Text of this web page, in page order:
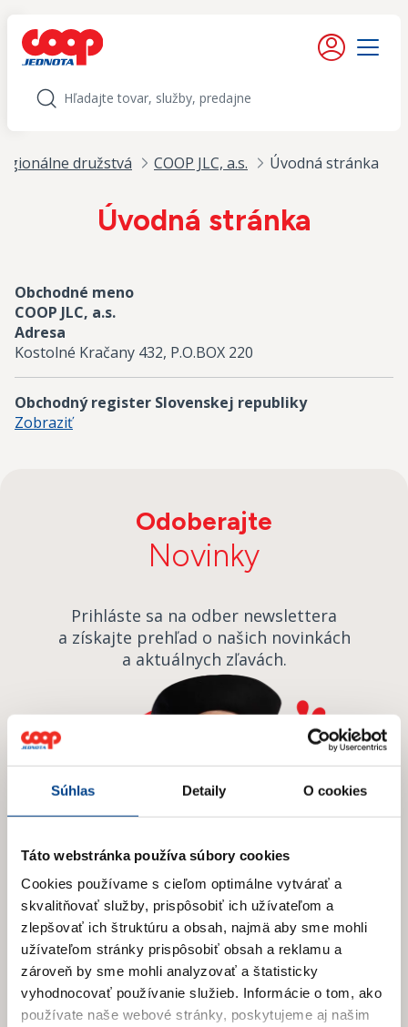
Súhlas Detaily O cookies
Táto webstránka používa súbory cookies
Cookies používame s cieľom optimálne vytvárať a
skvalitňovať služby, prispôsobiť ich užívateľom a
zlepšovať ich štruktúru a obsah, najmä aby sme mohli
užívateľom stránky prispôsobiť obsah a reklamu a
zároveň by sme mohli analyzovať a štatisticky
vyhodnocovať používanie služieb. Informácie o tom, ako
používate naše webové stránky, poskytujeme aj našim
Moje konto
Menu
Hľadať
družstvá COOP JLC, a.s. Úvodná stránka
Úvodná stránka
Obchodné meno
COOP JLC, a.s.
Adresa
Kostolné Kračany 432, P.O.BOX 220
Obchodný register Slovenskej republiky
Zobraziť
Odoberajte
Novinky
Prihláste sa na odber newslettera
a získajte prehľad o našich novinkách
a aktuálnych zľavách.
E-mail *